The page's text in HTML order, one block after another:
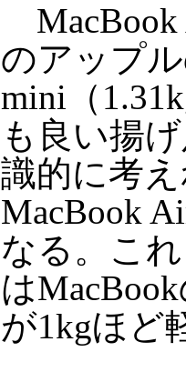
MacBook
のアップ
mini（
も良い揚
識的に考
MacBook
なる。こ
は
が1kgほど